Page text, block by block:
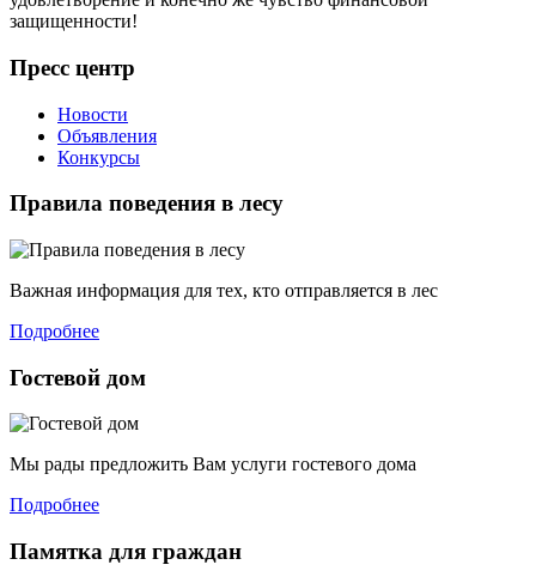
защищенности!
Пресс центр
Новости
Объявления
Конкурсы
Правила поведения в лесу
Важная информация для тех, кто отправляется в лес
Подробнее
Гостевой дом
Мы рады предложить Вам услуги гостевого дома
Подробнее
Памятка для граждан